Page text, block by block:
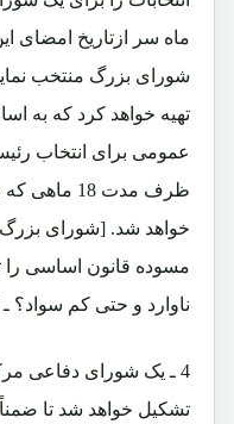
ماه سر ازتاریخ امضای
شورای بزرگ منتخب
تهیه خواهد کرد که به
عمومی برای انتخاب
ظرف مدت 18
خواهد شد. [شورای بزرگ
مسوده قانون اساسی را
ناوارد و حتی کم سواد؟
4 ـ یک شورای دفاعی
تشکیل خواهد شد تا ضمناً